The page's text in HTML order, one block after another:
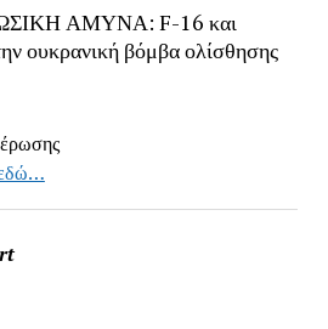
ΑΜΥΝΑ: F-16 και
ουκρανική βόμβα ολίσθησης
εδώ…